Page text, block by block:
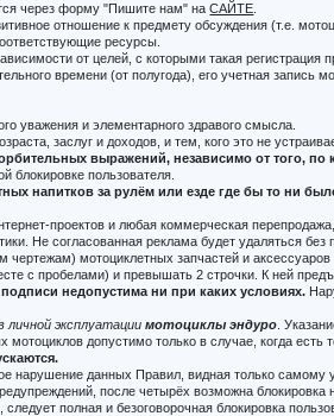
через форму "Пишите нам" наСАЙТЕ
отношение к предмету обсуждения (т.е.
ресурсы.
от целей, с которыми такая
времени (от полугода), его учетная запись
уважения и элементарного здравого смысла.
заслуг и доходов, и тем, кого это не
выражений, независимо от того,
блокировке пользователя.
напитков за рулём или езде где бы то ни
проектов и любая коммерческая
Не согласованная реклама будет удаляться
чертежам) мотоциклетных запчастей и
с пробелами) и превышать 2 строчки. К ней
недопустима ни при каких условиях.
личной эксплуатации мотоциклы эндуро .
допустимо только в случае, когда
нарушение данных Правил, видная только
после четырёх возможна
полная и безоговорочная блокировка